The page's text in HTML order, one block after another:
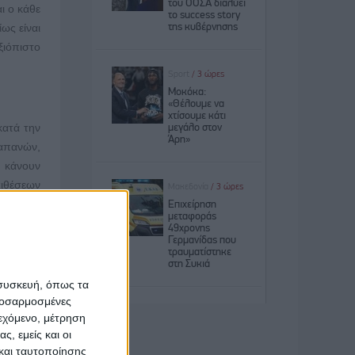
όπως τα
μέτρηση
εμείς και οι
ταυτοποίησης
ο κάθε
είναι
την
τις
την
και οι
τους.
και
να τα